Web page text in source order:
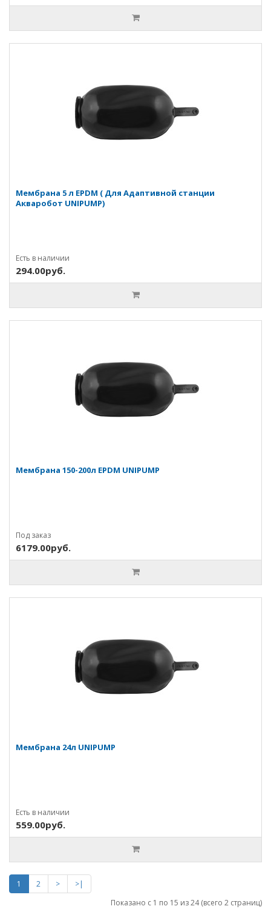
Мембрана 5 л ЕРDМ ( Для Адаптивной станции
Акваробот UNIPUMP)
Есть в наличии
294.00руб.
Мембрана 150-200л EPDM UNIPUMP
Под заказ
6179.00руб.
Мембрана 24л UNIPUMP
Есть в наличии
559.00руб.
1 2 >
>|
Показано с 1 по 15 из 24 (всего 2 страниц)